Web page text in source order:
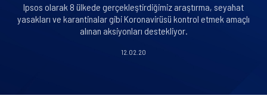
Ipsos olarak 8 ülkede gerçekleştirdiğimiz araştırma, seyahat
yasakları ve karantinalar gibi Koronavirüsü kontrol etmek amaçlı
alınan aksiyonları destekliyor.
12.02.20